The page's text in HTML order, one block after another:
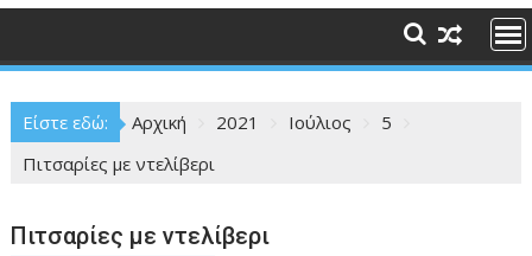
Είστε εδώ: Αρχική 2021 Ιούλιος
5
Πιτσαρίες με ντελίβερι
Πιτσαρίες με ντελίβερι